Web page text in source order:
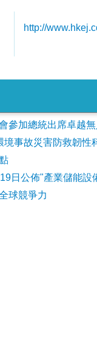
http://
參加總統出席卓越
境事故災害防救韌性
日公佈"產業儲能設
球競爭力